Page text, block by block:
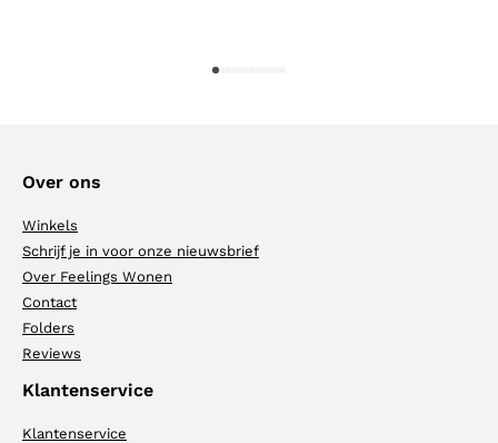
1
Over ons
Winkels
Schrijf je in voor onze nieuwsbrief
Over Feelings Wonen
Contact
Folders
Reviews
Klantenservice
Klantenservice